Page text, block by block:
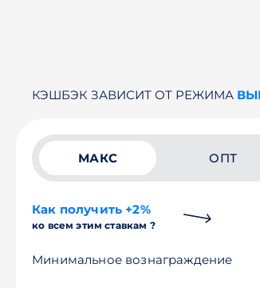
КЭШБЭК ЗАВИСИТ ОТ РЕЖИМА
МАКС ОПТ
Как получить +2%
ко всем этим ставкам ?
Минимальное вознаграждение